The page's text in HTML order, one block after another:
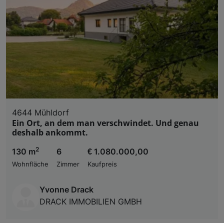
4644 Mühldorf
Ein Ort, an dem man verschwindet. Und genau
deshalb ankommt.
130 m2
Wohnfläche
6
Zimmer
€ 1.080.000,00
Kaufpreis
Yvonne Drack
DRACK IMMOBILIEN GMBH